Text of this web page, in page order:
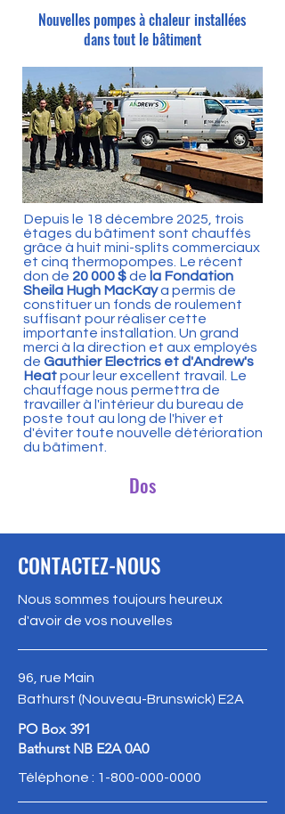
Nouvelles pompes à chaleur installées
dans tout le bâtiment
Depuis le 18 décembre 2025, trois
étages du bâtiment sont chauffés
grâce à huit mini-splits commerciaux
et cinq thermopompes. Le récent
don de 20 000 $de la Fondation
Sheila Hugh MacKaya permis de
constituer un fonds de roulement
suffisant pour réaliser cette
importante installation. Un grand
merci à la direction et aux employés
de Gauthier Electrics et d'Andrew's
Heatpour leur excellent travail. Le
chauffage nous permettra de
travailler à l'intérieur du bureau de
poste tout au long de l'hiver et
d'éviter toute nouvelle détérioration
du bâtiment.
Dos
CONTACTEZ-NOUS
Nous sommes toujours heureux
d'avoir de vos nouvelles
96, rue Main
Bathurst (Nouveau-Brunswick) E2A
PO Box 391
Bathurst NB E2A 0A0
Téléphone : 1-800-000-0000